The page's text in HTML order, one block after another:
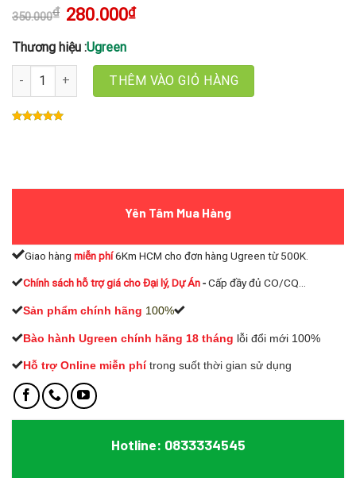
350.000₫ Giá
gốc
350.000₫.
280.000₫Giá
hiện
Thương hiệu :Ugreen
HDD Box 2.5, Micro B 3.0 to USB 3.0 Type A, Sata SSD Up To 6
THÊM VÀO GIỎ HÀNG
Yên Tâm Mua Hàng
Giao hàng miễn phí6Km HCM cho đơn hàng Ugreen từ 500K.
Chính sách hỗ trợ giá cho Đại lý, Dự Án-Cấp đầy đủ CO/CQ...
Sản phẩm chính hãng 100%
Bào hành Ugreen chính hãng 18 tháng lỗi đổi mới 100%
Hỗ trợ Online miễn phí trong suốt thời gian sử dụng
Hotline: 0833334545